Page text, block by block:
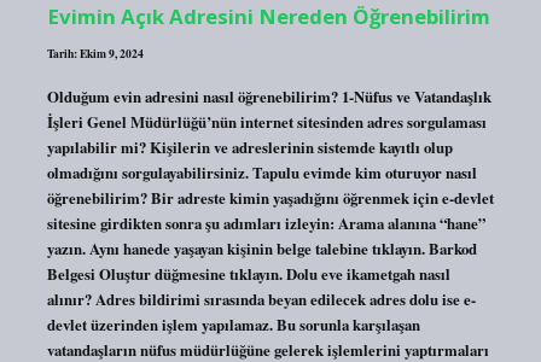
Evimin Açık Adresini Nereden Öğrenebilirim
Tarih: Ekim 9, 2024
Olduğum evin adresini nasıl öğrenebilirim? 1-Nüfus ve Vatandaşlık
İşleri Genel Müdürlüğü’nün internet sitesinden adres sorgulaması
yapılabilir mi? Kişilerin ve adreslerinin sistemde kayıtlı olup
olmadığını sorgulayabilirsiniz. Tapulu evimde kim oturuyor nasıl
öğrenebilirim? Bir adreste kimin yaşadığını öğrenmek için e-devlet
sitesine girdikten sonra şu adımları izleyin: Arama alanına “hane”
yazın. Aynı hanede yaşayan kişinin belge talebine tıklayın. Barkod
Belgesi Oluştur düğmesine tıklayın. Dolu eve ikametgah nasıl
alınır? Adres bildirimi sırasında beyan edilecek adres dolu ise e-
devlet üzerinden işlem yapılamaz. Bu sorunla karşılaşan
vatandaşların nüfus müdürlüğüne gelerek işlemlerini yaptırmaları